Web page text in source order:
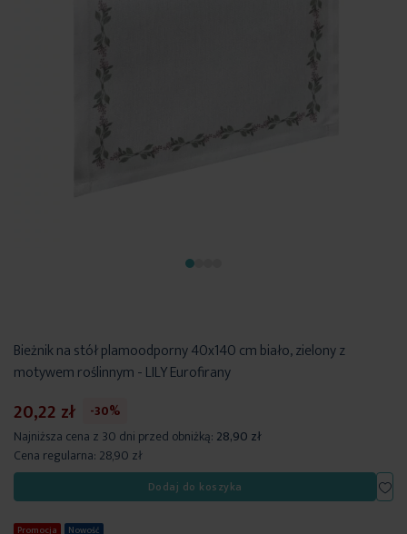
Bieżnik na stół plamoodporny 40x140 cm biało, zielony z
motywem roślinnym - LILY Eurofirany
20,22 zł
-30%
Najniższa cena z 30 dni przed obniżką: 28,90 zł
Cena regularna: 28,90 zł
Dodaj do koszyka
Promocja Nowość